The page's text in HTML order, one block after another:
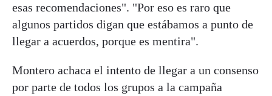
esas recomendaciones". "Por eso es raro que
algunos partidos digan que estábamos a punto de
llegar a acuerdos, porque es mentira".
Montero achaca el intento de llegar a un consenso
por parte de todos los grupos a la campaña